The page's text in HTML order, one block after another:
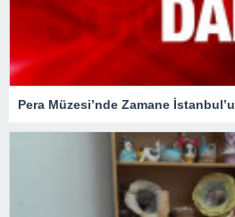
Pera Müzesi’nde Zamane İstanbul’u